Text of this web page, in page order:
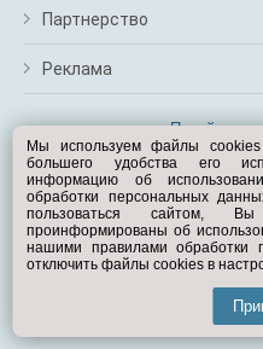
Партнерство
Реклама
Перейти на
Вам
©
Мы используем файлы
большего удобства его
информацию об
обработки персональных
пользоваться сайтом,
проинформированы об
нашими правилами обработки
отключить файлы cookies в